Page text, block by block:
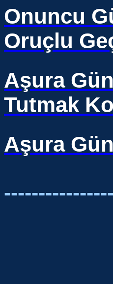
Onuncu
Oruçlu
Aşura
Tutmak
Aşura